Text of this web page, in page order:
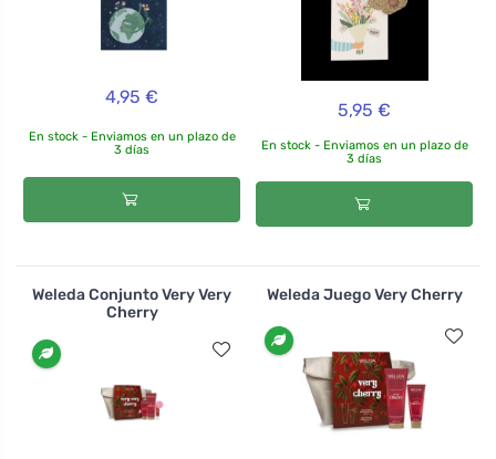
4,95 €
En stock - Enviamos en un plazo de
3 días
5,95 €
En stock - Enviamos en un plazo de
3 días
Weleda Conjunto Very Very
Cherry
Weleda Juego Very Cherry